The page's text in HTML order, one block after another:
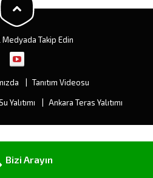
Takip Edin
Tanıtım Videosu
Yalıtımı Ankara Teras Yalıtımı
Bizi Arayın